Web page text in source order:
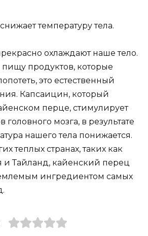
температуру тела.
охлаждают наше тело.
продуктов, которые
это естественный
Капсаицин, который
перце, стимулирует
головного мозга, в результате
нашего тела понижается.
теплых странах, таких как
Тайланд, кайенский перец
ингредиентом самых